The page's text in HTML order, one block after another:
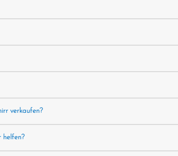
verkaufen?
helfen?